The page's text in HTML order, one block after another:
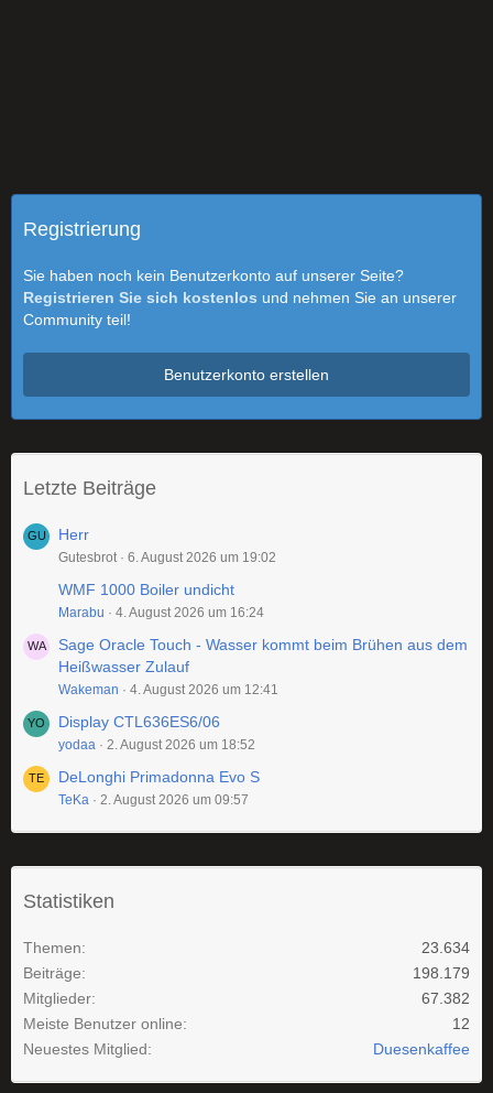
Registrierung
Sie haben noch kein Benutzerkonto auf unserer Seite?
Registrieren Sie sich kostenlos und nehmen Sie an unserer
Community teil!
Benutzerkonto erstellen
Letzte Beiträge
Herr
Gutesbrot 6. August 2026 um 19:02
WMF 1000 Boiler undicht
Marabu 4. August 2026 um 16:24
Sage Oracle Touch - Wasser kommt beim Brühen aus dem
Heißwasser Zulauf
Wakeman 4. August 2026 um 12:41
Display CTL636ES6/06
yodaa 2. August 2026 um 18:52
DeLonghi Primadonna Evo S
TeKa 2. August 2026 um 09:57
Statistiken
Themen
23.634
Beiträge
198.179
Mitglieder
67.382
Meiste Benutzer online
12
Neuestes Mitglied
Duesenkaffee